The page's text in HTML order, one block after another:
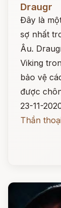
Draugr
Đây là
sợ nhất
Âu.
Viking
bảo vệ
được
23-11-
Thần